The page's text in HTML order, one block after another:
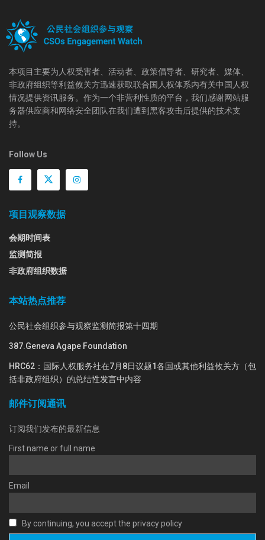
本项目主要为人权受害者、活动者、政策倡导者、研究者、媒体、
非政府组织等利益攸关方迅速获取联合国人权体系内有关中国人权
情况提供资讯服务。作为一个非营利性质的平台，我们感谢网站服
务器供应商和网络安全团队在我们遭到黑客攻击后提供的技术支
持。
Follow Us
项目观察数据
会期时间表
监测简报
非政府组织数据
本站热点推荐
公民社会组织参与观察监测简报第十四期
387.Geneva Agape Foundation
HRC62：国际人权服务社在7月8日议题1各国或其他利益攸关方（包
括非政府组织）的总结性发言中内容
邮件订阅通讯
订阅我们发布的最新信息
First name or full name
Email
By continuing, you accept the privacy policy